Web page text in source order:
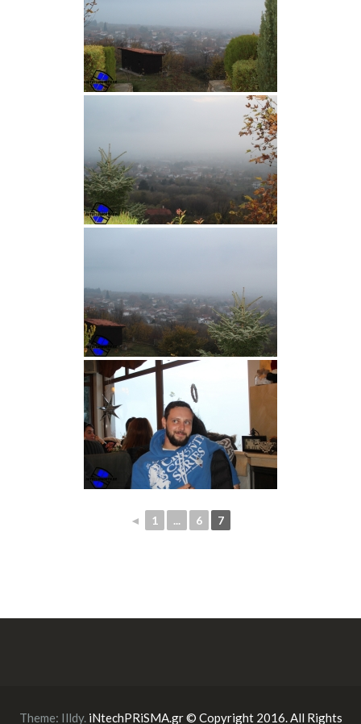
◄ 1 ... 6 7
Theme: Illdy. iNtechPRiSMA.gr © Copyright 2016. All Rights